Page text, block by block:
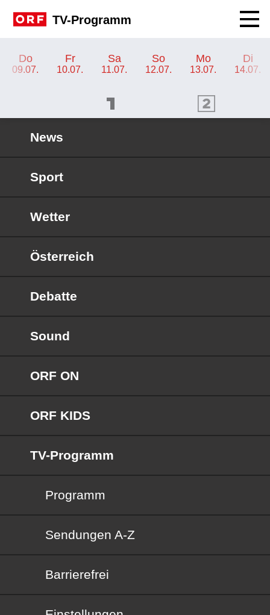
TV-Programm
Do
09.07.
Fr
10.07.
Sa
11.07.
So
12.07.
Mo
13.07.
Di
14.07.
ORF 2 Programm
News
Sport
Wetter
Österreich
Debatte
Sound
ORF ON
ORF KIDS
TV-Programm
Programm
Sendungen von A bis Z
Sendungen A-Z
Barrierefrei
Barrierefrei